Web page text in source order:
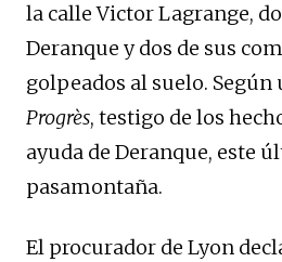
la calle Victor Lagrange,
Deranque y dos de sus
golpeados al suelo.
Progrès, testigo de los
ayuda de Deranque, este
pasamontaña.
El procurador de Lyon